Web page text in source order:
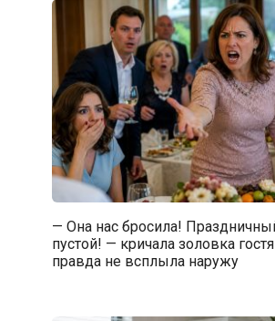
— Она нас бросила!
пустой! — кричала золовка
правда не всплыла наружу